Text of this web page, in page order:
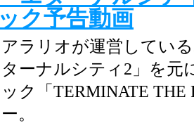
ック予告動画
アラリオが運営してい
ターナルシティ2」を元
ック「TERMINATE THE
ー。